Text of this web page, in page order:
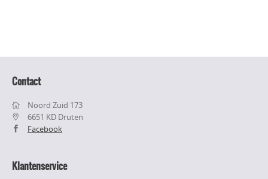
Contact
Noord Zuid 173
6651 KD Druten
Facebook
Klantenservice